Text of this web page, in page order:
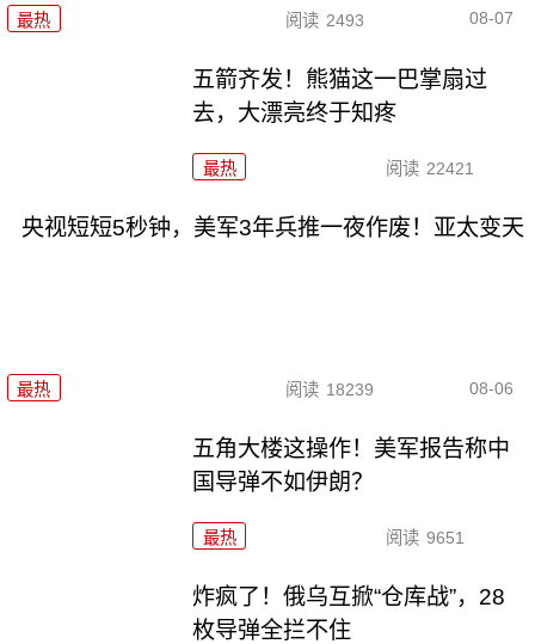
最热 阅读 2493 08-07
五箭齐发！熊猫这一巴掌扇过
去，大漂亮终于知疼
最热 阅读 22421
央视短短5秒钟，美军3年兵推一夜作废！亚太变天
最热 阅读 18239 08-06
五角大楼这操作！美军报告称中
国导弹不如伊朗？
最热 阅读 9651
炸疯了！俄乌互掀“仓库战”，28
枚导弹全拦不住